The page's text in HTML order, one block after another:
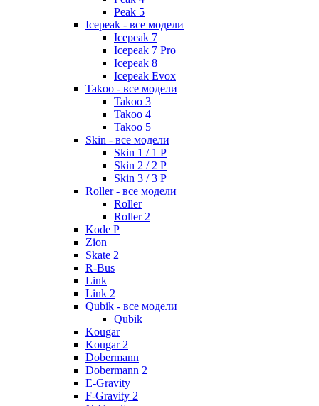
Peak 5
Icepeak - все модели
Icepeak 7
Icepeak 7 Pro
Icepeak 8
Icepeak Evox
Takoo - все модели
Takoo 3
Takoo 4
Takoo 5
Skin - все модели
Skin 1 / 1 P
Skin 2 / 2 P
Skin 3 / 3 P
Roller - все модели
Roller
Roller 2
Kode P
Zion
Skate 2
R-Bus
Link
Link 2
Qubik - все модели
Qubik
Kougar
Kougar 2
Dobermann
Dobermann 2
E-Gravity
F-Gravity 2